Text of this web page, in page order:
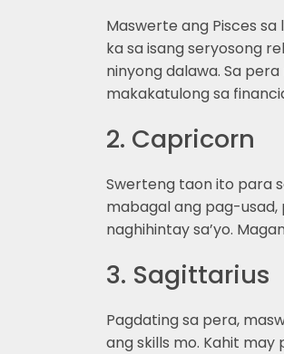
Maswerte ang Pisces
ka sa isang seryosong
ninyong dalawa. Sa
makakatulong sa
2. Capricorn
Swerteng taon ito para
mabagal ang pag-
naghihintay sa’yo.
3. Sagittarius
Pagdating sa pera,
ang skills mo. Kahit